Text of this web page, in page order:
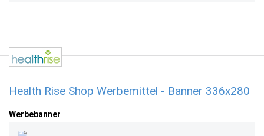
Health Rise Shop Werbemittel - Banner 336x280
Werbebanner